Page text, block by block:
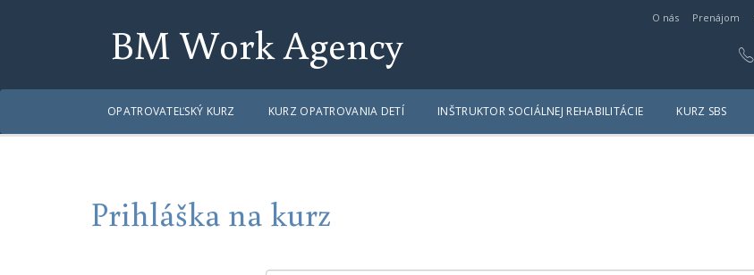
BM Work Agency
O nás Prenájom
OPATROVATEĽSKÝ KURZ KURZ OPATROVANIA DETÍ INŠTRUKTOR SOCIÁLNEJ REHABILITÁCIE KURZ SBS
Prihláška na kurz